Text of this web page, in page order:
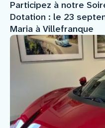
Participez à notre
Dotation : le 23
Maria à Villefranque